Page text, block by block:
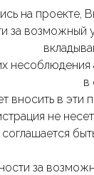
на проекте,
за
в
вносить в эти
не
соглашается
за